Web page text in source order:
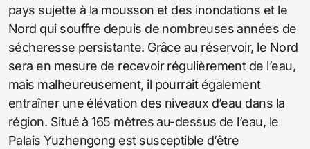
pays sujette à la mousson et des inondations et le
Nord qui souffre depuis de nombreuses années de
sécheresse persistante. Grâce au réservoir, le Nord
sera en mesure de recevoir régulièrement de l’eau,
mais malheureusement, il pourrait également
entraîner une élévation des niveaux d’eau dans la
région. Situé à 165 mètres au-dessus de l’eau, le
Palais Yuzhengong est susceptible d’être